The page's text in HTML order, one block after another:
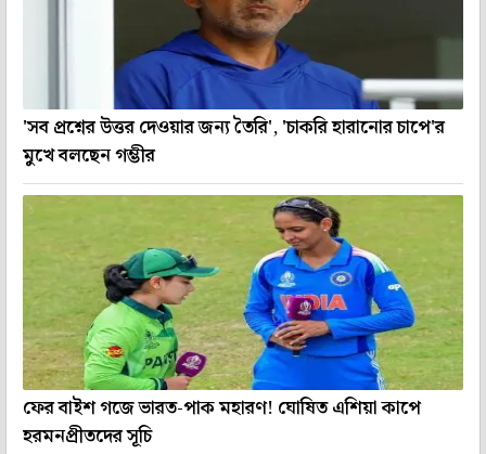
'সব প্রশ্নের উত্তর দেওয়ার জন্য তৈরি', 'চাকরি হারানোর চাপে'র
মুখে বলছেন গম্ভীর
ফের বাইশ গজে ভারত-পাক মহারণ! ঘোষিত এশিয়া কাপে
হরমনপ্রীতদের সূচি